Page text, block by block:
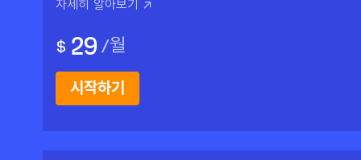
자세히 알아보기 ↗
$ 29 /월
시작하기